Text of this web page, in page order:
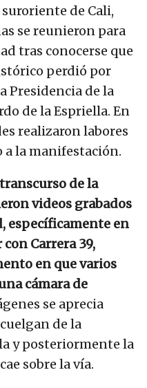
de Cali,
se reunieron para
tras conocerse que
perdió por
Presidencia de la
de la Espriella. En
realizaron labores
la manifestación.
de la
videos grabados
específicamente en
Carrera 39,
en que varios
cámara de
se aprecia
de la
y posteriormente la
sobre la vía.